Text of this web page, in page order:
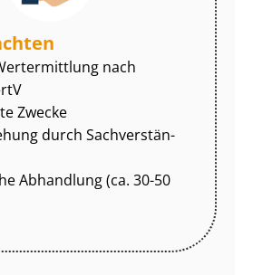
nach
Zwecke
durch Sach­ver­stän­
Abhandlung (ca. 30-50